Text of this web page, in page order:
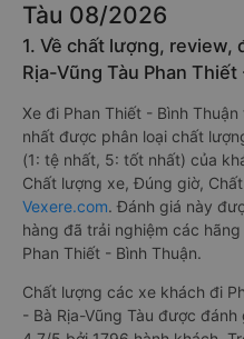
Tàu 08/2026
1. Về chất lượng, review,
Rịa-Vũng Tàu Phan
Xe đi Phan Thiết - Bình
nhất được phân loại chất
(1: tệ nhất, 5: tốt nhất) của
Chất lượng xe, Đúng giờ,
Vexere.com. Đánh giá này
hàng đã trải nghiệm các
Phan Thiết - Bình Thuận.
Chất lượng các xe khách đi
- Bà Rịa-Vũng Tàu được